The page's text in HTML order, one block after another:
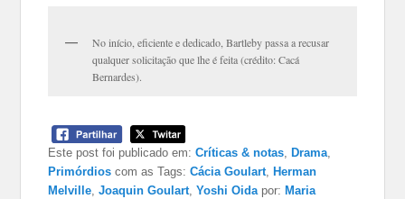
No início, eficiente e dedicado, Bartleby passa a recusar
qualquer solicitação que lhe é feita (crédito: Cacá
Bernardes).
Este post foi publicado em:Críticas & notas, Drama,
Primórdios com as Tags:Cácia Goulart, Herman
Melville,Joaquin Goulart,Yoshi Oidapor: Maria